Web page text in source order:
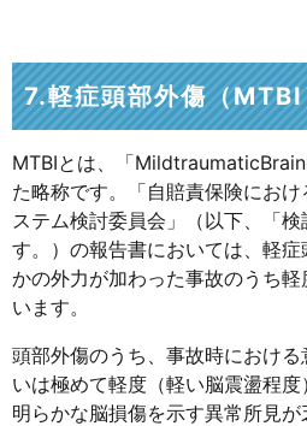
7.軽症頭部外傷（
MTBIとは、「
た略称です。「自賠責保険にお
ステム検討委員会」（以下、「検
す。）の報告書においては、軽
かの外力が加わった事故のうち
います。
頭部外傷のうち、事故時におけ
いは極めて軽度（軽い脳震盪程
明らかな脳損傷を示す異常所見が